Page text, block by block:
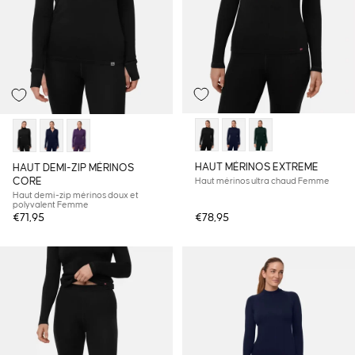
HAUT DEMI-ZIP MÉRINOS
CORE
Haut demi-zip mérinos doux et
polyvalent Femme
€71,95
HAUT MÉRINOS EXTREME
Haut mérinos ultra chaud Femme
€78,95